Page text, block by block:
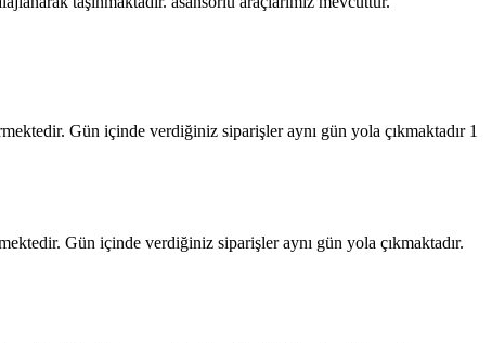
Gün içinde verdiğiniz siparişler aynı gün yola çıkmaktadır 1
Gün içinde verdiğiniz siparişler aynı gün yola çıkmaktadır.